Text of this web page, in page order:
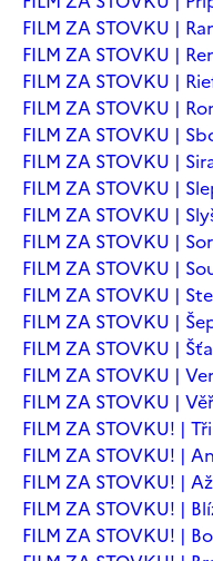
FILM ZA STOVKU |
FILM ZA STOVKU |
FILM ZA STOVKU |
FILM ZA STOVKU |
FILM ZA STOVKU |
FILM ZA STOVKU |
FILM ZA STOVKU |
FILM ZA STOVKU |
FILM ZA STOVKU |
FILM ZA STOVKU |
FILM ZA STOVKU |
FILM ZA STOVKU |
FILM ZA STOVKU |
FILM ZA STOVKU |
FILM ZA STOVKU |
FILM ZA STOVKU! |
FILM ZA STOVKU! |
FILM ZA STOVKU! |
FILM ZA STOVKU! |
FILM ZA STOVKU! |